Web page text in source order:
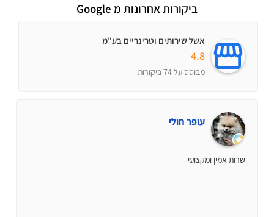
ביקורות אחרונות מ Google
אשל שירותים וטרינריים בע"מ
4.8
מבוסס על 74 ביקורות
עופר חולי
שרות אמין ומקצועי